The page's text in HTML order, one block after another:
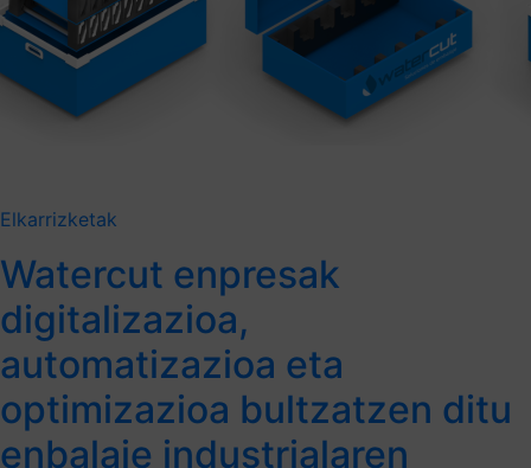
Elkarrizketak
Watercut enpresak
digitalizazioa,
automatizazioa eta
optimizazioa bultzatzen ditu
enbalaje industrialaren